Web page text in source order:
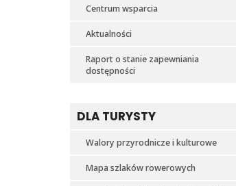
Centrum wsparcia
Aktualności
Raport o stanie zapewniania
dostępności
DLA TURYSTY
Walory przyrodnicze i kulturowe
Mapa szlaków rowerowych